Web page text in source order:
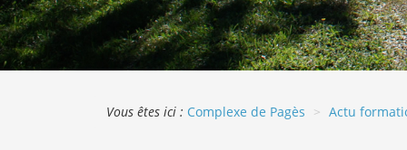
Vous êtes ici : Complexe de Pagès Actu